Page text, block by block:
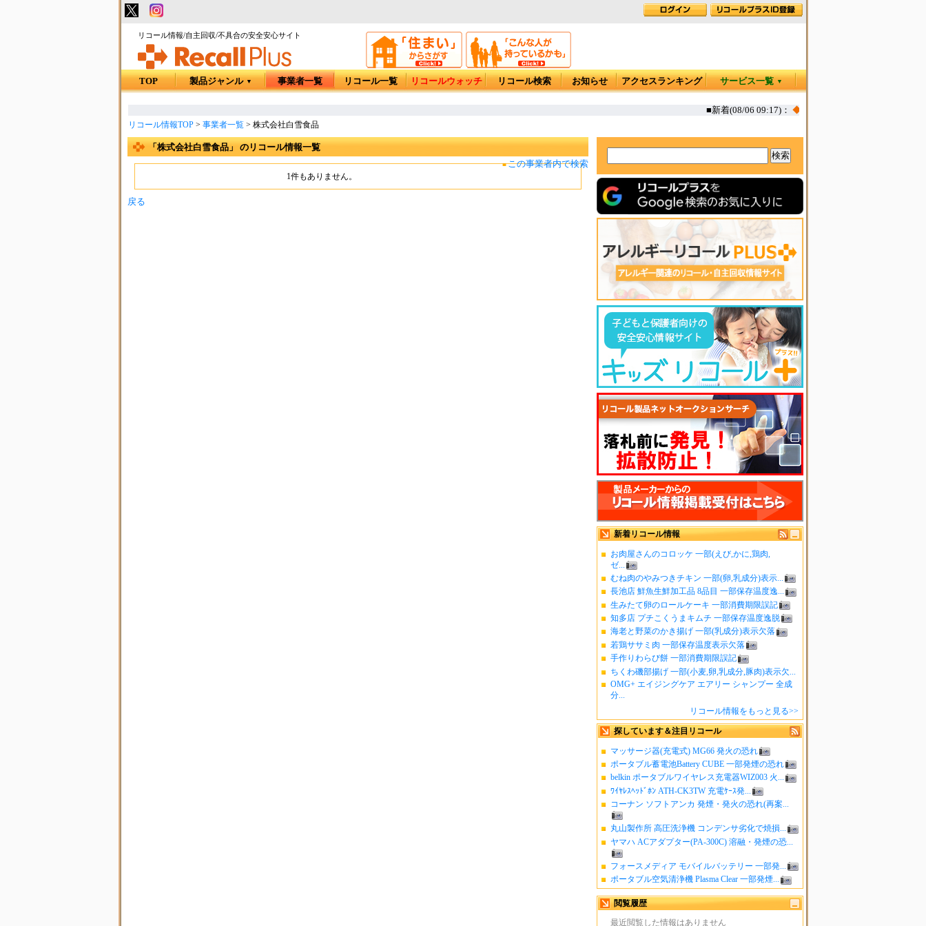
リコール情報/自主回収/不具合の安全安心サイト
TOP 製品ジャンル ▼ 事業者一覧 リコール一覧 リコールウォッチ リコール検索 お知らせ アクセスランキング サービス一覧 ▼
■新着(08/06 09:17)：◆お肉屋さんのコロッケ 一部(え
リコール情報TOP> 事業者一覧> 株式会社白雪食品
新着リコール情報
お肉屋さんのコロッケ 一部(えび,かに,鶏肉,
ゼ...
むね肉のやみつきチキン 一部(卵,乳成分)表示...
長池店 鮮魚生鮮加工品 8品目 一部保存温度逸...
生みたて卵のロールケーキ 一部消費期限誤記
知多店 プチこくうまキムチ 一部保存温度逸脱
海老と野菜のかき揚げ 一部(乳成分)表示欠落
若鶏ササミ肉 一部保存温度表示欠落
手作りわらび餅 一部消費期限誤記
ちくわ磯部揚げ 一部(小麦,卵,乳成分,豚肉)表示欠...
OMG+ エイジングケア エアリー シャンプー 全成
分...
リコール情報をもっと見る>>
探しています＆注目リコール
マッサージ器(充電式) MG66 発火の恐れ
ポータブル蓄電池Battery CUBE 一部発煙の恐れ
belkin ポータブルワイヤレス充電器WIZ003 火...
ﾜｲﾔﾚｽﾍｯﾄﾞﾎﾝ ATH-CK3TW 充電ｹｰｽ発...
コーナン ソフトアンカ 発煙・発火の恐れ(再案...
丸山製作所 高圧洗浄機 コンデンサ劣化で焼損...
ヤマハ ACアダプター(PA-300C) 溶融・発煙の恐...
フォースメディア モバイルバッテリー 一部発...
ポータブル空気清浄機 Plasma Clear 一部発煙...
閲覧履歴
最近閲覧した情報はありません
「株式会社白雪食品」 のリコール情報一覧
■この事業者内で検索
1件もありません。
戻る